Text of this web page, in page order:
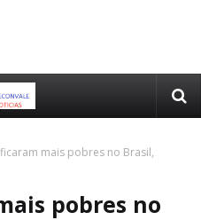
mais pobres no Brasil,
pobres no